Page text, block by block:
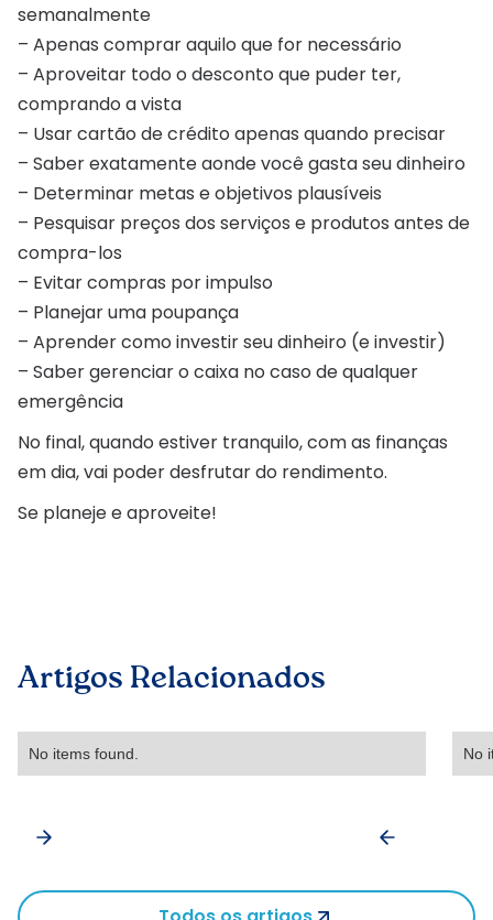
semanalmente
– Apenas comprar aquilo que for necessário
– Aproveitar todo o desconto que puder ter,
comprando a vista
– Usar cartão de crédito apenas quando precisar
– Saber exatamente aonde você gasta seu dinheiro
– Determinar metas e objetivos plausíveis
– Pesquisar preços dos serviços e produtos antes de
compra-los
– Evitar compras por impulso
– Planejar uma poupança
– Aprender como investir seu dinheiro (e investir)
– Saber gerenciar o caixa no caso de qualquer
emergência
No final, quando estiver tranquilo, com as finanças
em dia, vai poder desfrutar do rendimento.
Se planeje e aproveite!
Artigos Relacionados
No items found. No